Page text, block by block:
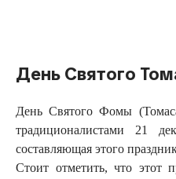
День Святого
День Святого Фомы
традиционалистами 21
составляющая этого
Стоит отметить, что этот